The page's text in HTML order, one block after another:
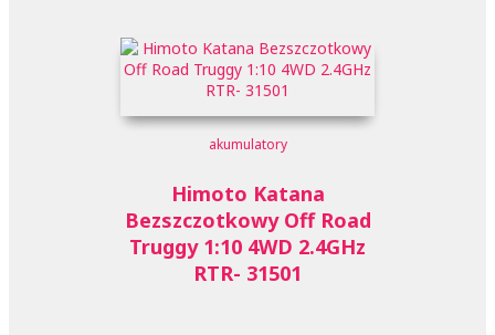
akumulatory
Himoto Katana
Bezszczotkowy Off Road
Truggy 1:10 4WD 2.4GHz
RTR- 31501